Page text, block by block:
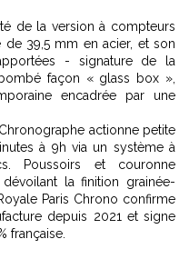
de la version à compteurs
39,5 mm en acier, et son
- signature de la
façon « glass box »,
encadrée par une
actionne petite
à 9h via un système à
Poussoirs et couronne
la finition grainée-
Paris Chrono confirme
depuis 2021 et signe
française.